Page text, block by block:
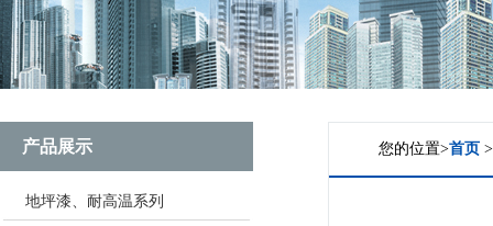
产品展示
地坪漆、耐高温系列
您的位置>首页